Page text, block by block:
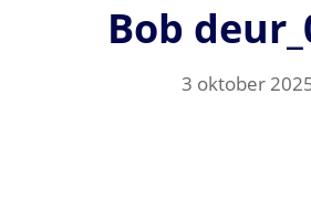
Bob
3 oktober